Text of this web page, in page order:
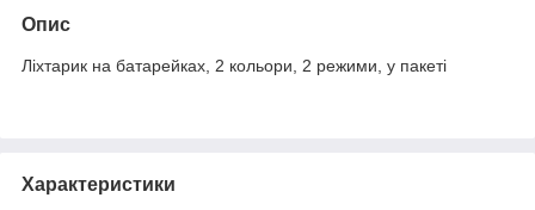
Опис
Ліхтарик на батарейках, 2 кольори, 2 режими, у пакеті
Характеристики